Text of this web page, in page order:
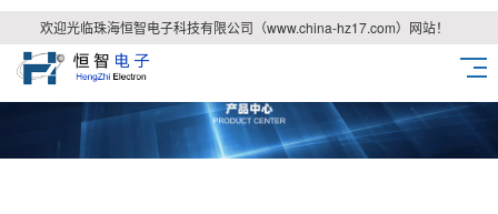
欢迎光临珠海恒智电子科技有限公司（www.china-hz17.com）网站！